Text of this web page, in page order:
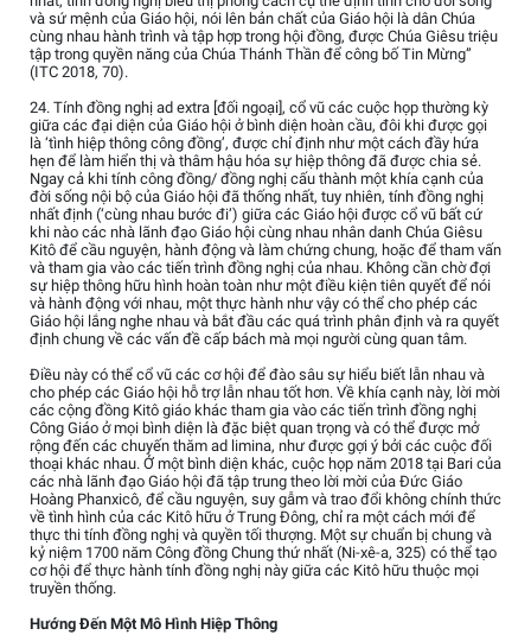
và sứ mệnh của Giáo hội, nói lên bản chất của Giáo hội là dân Chúa
cùng nhau hành trình và tập hợp trong hội đồng, được Chúa Giêsu triệu
tập trong quyền năng của Chúa Thánh Thần để công bố Tin Mừng”
(ITC 2018, 70).
24. Tính đồng nghị ad extra [đối ngoại], cổ vũ các cuộc họp thường kỳ
giữa các đại diện của Giáo hội ở bình diện hoàn cầu, đôi khi được gọi
là ‘tình hiệp thông công đồng’, được chỉ định như một cách đầy hứa
hẹn để làm hiển thị và thâm hậu hóa sự hiệp thông đã được chia sẻ.
Ngay cả khi tính công đồng/ đồng nghị cấu thành một khía cạnh của
đời sống nội bộ của Giáo hội đã thống nhất, tuy nhiên, tính đồng nghị
nhất định (‘cùng nhau bước đi’) giữa các Giáo hội được cổ vũ bất cứ
khi nào các nhà lãnh đạo Giáo hội cùng nhau nhân danh Chúa Giêsu
Kitô để cầu nguyện, hành động và làm chứng chung, hoặc để tham vấn
và tham gia vào các tiến trình đồng nghị của nhau. Không cần chờ đợi
sự hiệp thông hữu hình hoàn toàn như một điều kiện tiên quyết để nói
và hành động với nhau, một thực hành như vậy có thể cho phép các
Giáo hội lắng nghe nhau và bắt đầu các quá trình phân định và ra quyết
định chung về các vấn đề cấp bách mà mọi người cùng quan tâm.
Điều này có thể cổ vũ các cơ hội để đào sâu sự hiểu biết lẫn nhau và
cho phép các Giáo hội hỗ trợ lẫn nhau tốt hơn. Về khía cạnh này, lời mời
các cộng đồng Kitô giáo khác tham gia vào các tiến trình đồng nghị
Công Giáo ở mọi bình diện là đặc biệt quan trọng và có thể được mở
rộng đến các chuyến thăm ad limina, như được gợi ý bởi các cuộc đối
thoại khác nhau. Ở một bình diện khác, cuộc họp năm 2018 tại Bari của
các nhà lãnh đạo Giáo hội đã tập trung theo lời mời của Đức Giáo
Hoàng Phanxicô, để cầu nguyện, suy gẫm và trao đổi không chính thức
về tình hình của các Kitô hữu ở Trung Đông, chỉ ra một cách mới để
thực thi tính đồng nghị và quyền tối thượng. Một sự chuẩn bị chung và
kỷ niệm 1700 năm Công đồng Chung thứ nhất (Ni-xê-a, 325) có thể tạo
cơ hội để thực hành tính đồng nghị này giữa các Kitô hữu thuộc mọi
truyền thống.
Hướng Đến Một Mô Hình Hiệp Thông